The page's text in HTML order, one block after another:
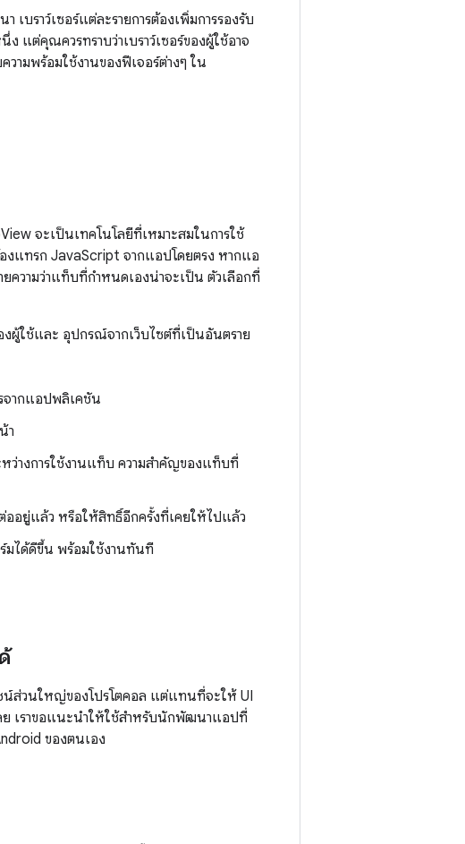
บราว์เซอร์แต่ละรายการต้องเพิ่มการรองรับ
แต่คุณควรทราบว่าเบราว์เซอร์ของผู้ใช้อาจ
วามพร้อมใช้งานของฟีเจอร์ต่างๆ ใน
จะเป็นเทคโนโลยีที่เหมาะสมในการใช้
แทรก JavaScript จากแอปโดยตรง หากแอ
วามว่าแท็บที่กำหนดเองน่าจะเป็น ตัวเลือกที่
ใช้และ อุปกรณ์จากเว็บไซต์ที่เป็นอันตราย
จากแอปพลิเคชัน
า
ว่างการใช้งานแท็บ ความสำคัญของแท็บที่
อยู่แล้ว หรือให้สิทธิ์อีกครั้งที่เคยให้ไปแล้ว
มได้ดีขึ้น พร้อมใช้งานทันที
น์ส่วนใหญ่ของโปรโตคอล แต่แทนที่จะให้ UI
เราขอแนะนำให้ใช้สำหรับนักพัฒนาแอปที่
ของตนเอง